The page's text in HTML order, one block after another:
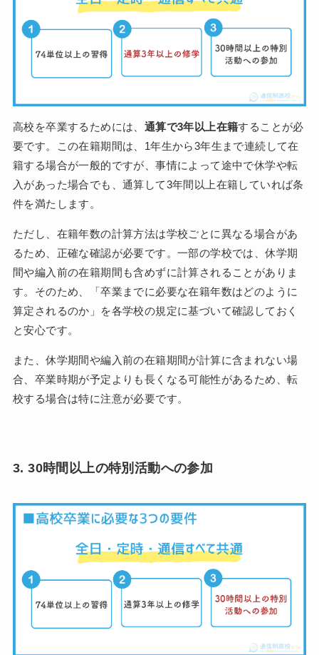
高校を卒業するためには、 通算で3年以上在籍することが必
要です。この在籍期間は、1年生から3年生まで連続して在
籍する場合が一般的ですが、事情によって途中で休学や転
入があった場合でも、通算して3年間以上在籍していれば条
件を満たします。
ただし、在籍年数の計算方法は学校ごとに異なる場合があ
るため、正確な確認が必要です。一部の学校では、休学期
間や編入前の在籍期間も含めずに計算されることがありま
す。そのため、「卒業までに必要な在籍年数はどのように
算定されるのか」を各学校の規定に基づいて確認しておく
と安心です。
また、休学期間や編入前の在籍期間が計算に含まれない場
合、卒業時期が予定よりも長くなる可能性があるため、転
校する場合は特に注意が必要です。
3. 30時間以上の特別活動への参加